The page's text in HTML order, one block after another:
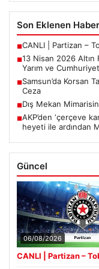
Son Eklenen
■CANLI | Partizan –
■13 Nisan 2026 Altın
Yarım ve Cumhuriyet
■Samsun’da Korsan
Ceza
■Dış Mekan
■AKP’den ‘çerçeve
heyeti ile ardından
Güncel
06/08/2026
CANLI | Partizan –